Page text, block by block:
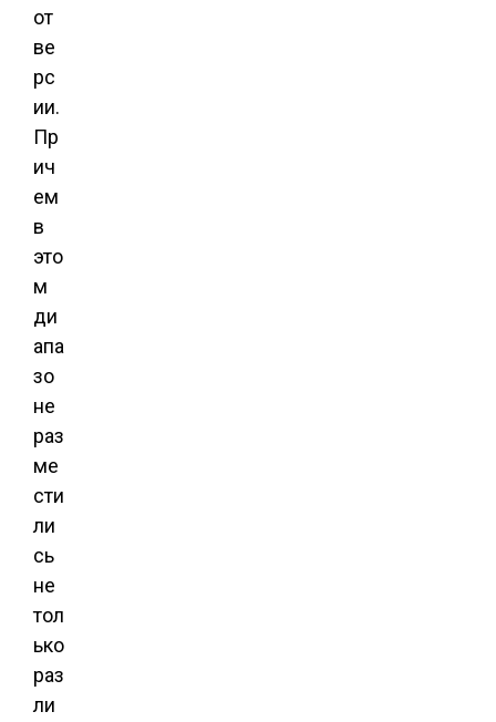
от
ве
рс
ии.
Пр
ич
ем
в
это
м
ди
апа
зо
не
раз
ме
сти
ли
сь
не
тол
ько
раз
ли